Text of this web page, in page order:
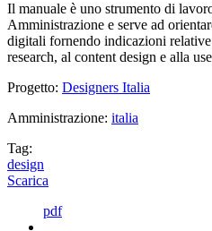
Il manuale è uno strumento di
Amministrazione e serve ad
digitali fornendo indicazioni
research, al content design e alla
Progetto: Designers Italia
Amministrazione: italia
Tag:
design
Scarica
pdf